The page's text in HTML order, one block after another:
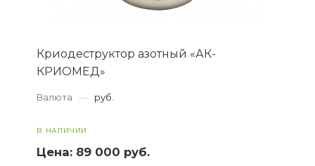
Криодеструктор азотный «АК-
КРИОМЕД»
Валюта — руб.
В НАЛИЧИИ
Цена: 89 000 руб.